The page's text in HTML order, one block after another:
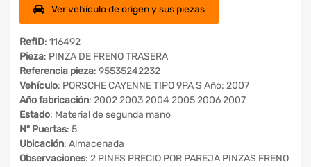
Ver vehículo de origen y sus piezas
RefID: 116492
Pieza: PINZA DE FRENO TRASERA
Referencia pieza: 95535242232
Vehículo: PORSCHE CAYENNE TIPO 9PA S Año: 2007
Año fabricación: 2002 2003 2004 2005 2006 2007
Estado: Material de segunda mano
Nº Puertas: 5
Ubicación: Almacenada
Observaciones: 2 PINES PRECIO POR PAREJA PINZAS FRENO